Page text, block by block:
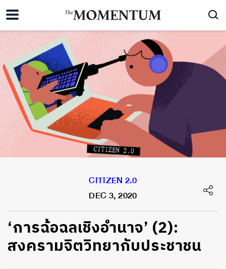
CITIZEN 2.0
DEC 3, 2020
‘การฉ้อฉลเชิงอำนาจ’ (2):
สงครามจิตวิทยากับประชาชน